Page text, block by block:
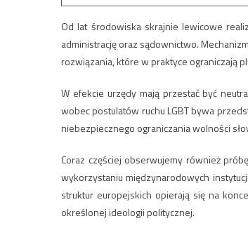
Od lat środowiska skrajnie lewicowe
administrację oraz sądownictwo.
rozwiązania, które w praktyce ograniczają
W efekcie urzędy mają przestać być
wobec postulatów ruchu LGBT bywa
niebezpiecznego ograniczania wolności
Coraz częściej obserwujemy również
wykorzystaniu międzynarodowych
struktur europejskich opierają się na
określonej ideologii politycznej.